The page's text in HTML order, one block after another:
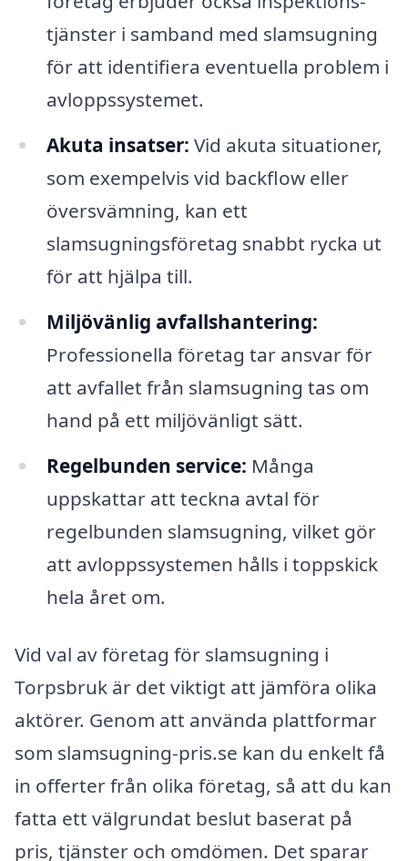
tjänster i samband med slamsugning
för att identifiera eventuella problem i
avloppssystemet.
Akuta insatser: Vid akuta situationer,
som exempelvis vid backflow eller
översvämning, kan ett
slamsugningsföretag snabbt rycka ut
för att hjälpa till.
Miljövänlig avfallshantering:
Professionella företag tar ansvar för
att avfallet från slamsugning tas om
hand på ett miljövänligt sätt.
Regelbunden service: Många
uppskattar att teckna avtal för
regelbunden slamsugning, vilket gör
att avloppssystemen hålls i toppskick
hela året om.
Vid val av företag för slamsugning i
Torpsbruk är det viktigt att jämföra olika
aktörer. Genom att använda plattformar
som slamsugning-pris.se kan du enkelt få
in offerter från olika företag, så att du kan
fatta ett välgrundat beslut baserat på
pris, tjänster och omdömen. Det sparar